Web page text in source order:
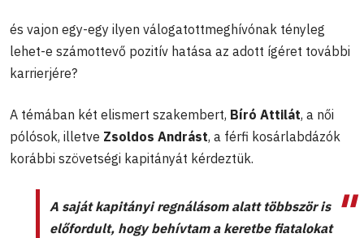
és vajon egy-egy ilyen válogatottmeghívónak tényleg
lehet-e számottevő pozitív hatása az adott ígéret további
karrierjére?
A témában két elismert szakembert, Bíró Attilát, a női
pólósok, illetve Zsoldos Andrást, a férfi kosárlabdázók
korábbi szövetségi kapitányát kérdeztük.
A saját kapitányi regnálásom alatt többször is
előfordult, hogy behívtam a keretbe fiatalokat